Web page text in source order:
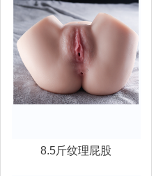
8.5斤纹理屁股